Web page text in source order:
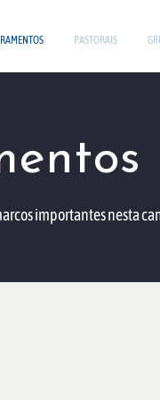
PASTORAIS
importantes nesta